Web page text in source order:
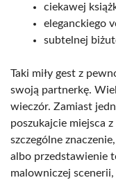
ciekawej
eleganckiego
subtelnej
Taki miły gest z
swoją partnerkę.
wieczór. Zamiast
poszukajcie miejsca
szczególne
albo przedstawienie
malowniczej